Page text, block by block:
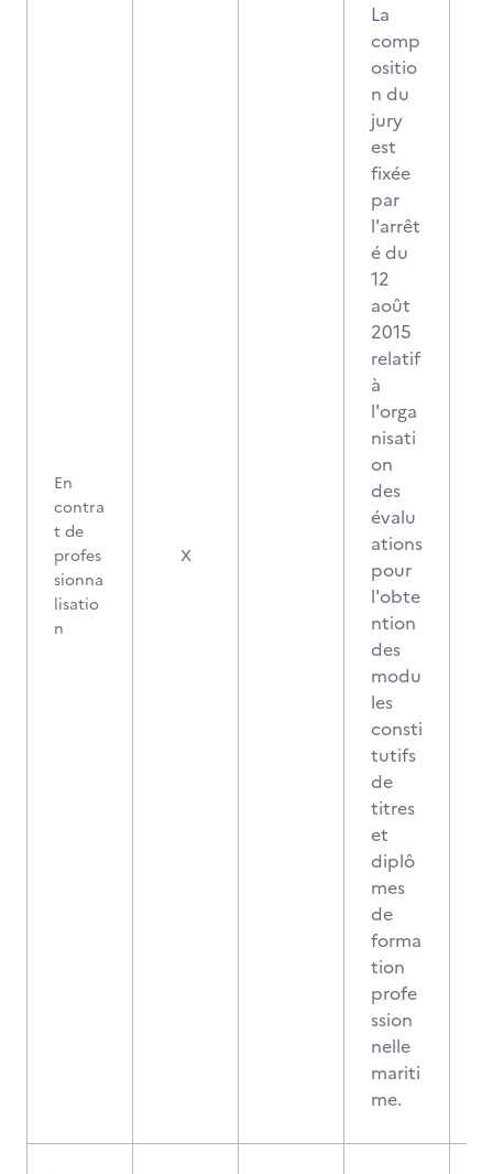
En
contra
t de
profes
sionna
lisatio
n
X
La
comp
ositio
n du
jury
est
fixée
par
l'arrêt
é du
12
août
2015
relatif
à
l'orga
nisati
on
des
évalu
ations
pour
l'obte
ntion
des
modu
les
consti
tutifs
de
titres
et
diplô
mes
de
forma
tion
profe
ssion
nelle
mariti
me.